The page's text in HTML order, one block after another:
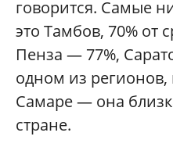
говорится. Самые
это Тамбов, 70% от
Пенза — 77%,
одном из
Самаре — она
стране.